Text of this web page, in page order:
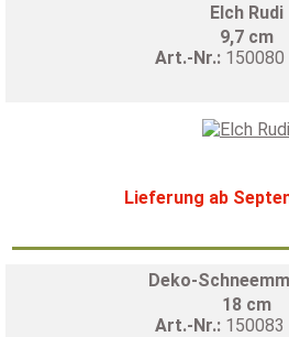
Elch Rudi
9,7 cm
Art.-Nr.: 150080
Lieferung ab
Deko-
18 cm
Art.-Nr.: 150083